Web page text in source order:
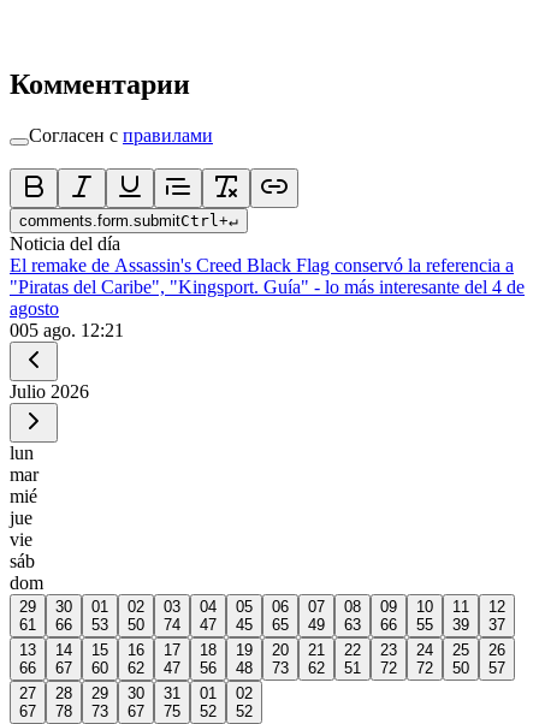
Комментарии
Согласен с правилами
comments.form.submitCtrl +↵
Noticia del día
El remake de Assassin's Creed Black Flag conservó la referencia a
"Piratas del Caribe", "Kingsport. Guía" - lo más interesante del 4 de
agosto
005 ago. 12:21
Julio 2026
lun
mar
mié
jue
vie
sáb
dom
29
61
30
66
01
53
02
50
03
74
04
47
05
45
06
65
07
49
08
63
09
66
10
55
11
39
12
37
13
66
14
67
15
60
16
62
17
47
18
56
19
48
20
73
21
62
22
51
23
72
24
72
25
50
26
57
27
67
28
78
29
73
30
67
31
75
01
52
02
52